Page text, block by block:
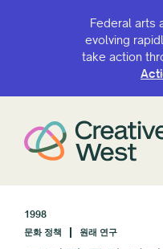
Federal arts
evolving
take action
1998
문화 정책
원래 연구